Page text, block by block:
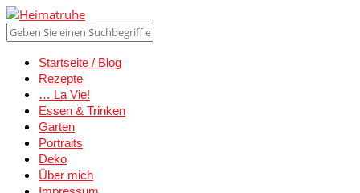
Startseite / Blog
Rezepte
… La Vie!
Essen & Trinken
Garten
Portraits
Deko
Über mich